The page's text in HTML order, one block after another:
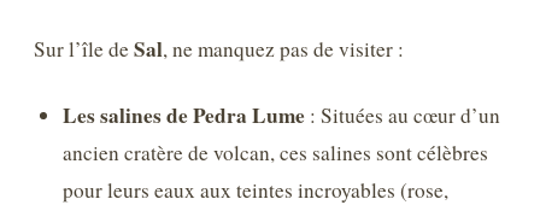
Sur l’île de Sal, ne manquez pas de visiter :
Les salines de Pedra Lume : Situées au cœur d’un
ancien cratère de volcan, ces salines sont célèbres
pour leurs eaux aux teintes incroyables (rose,